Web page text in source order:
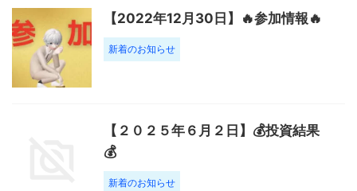
【2022年12月30日】🔥参加情報🔥
新着のお知らせ
【２０２５年６月２日】💰投資結果
💰
新着のお知らせ